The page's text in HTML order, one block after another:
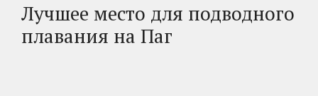
Лучшее место для подводного
плавания на Паг